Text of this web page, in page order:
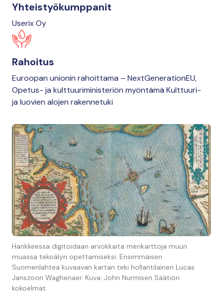
Yhteistyökumppanit
Userix Oy
Rahoitus
Euroopan unionin rahoittama – NextGenerationEU,
Opetus- ja kulttuuriministeriön myöntämä Kulttuuri-
ja luovien alojen rakennetuki
Hankkeessa digitoidaan arvokkaita merikarttoja muun
muassa tekoälyn opettamiseksi. Ensimmäisen
Suomenlahtea kuvaavan kartan teki hollantilainen Lucas
Janszoon Waghenaer. Kuva: John Nurmisen Säätiön
kokoelmat.